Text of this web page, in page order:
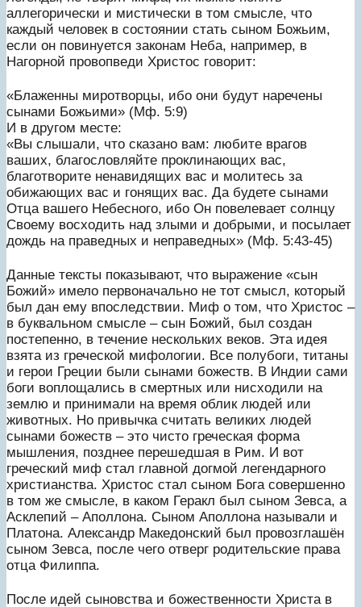
аллегорически и мистически в том смысле, что
каждый человек в состоянии стать сыном Божьим,
если он повинуется законам Неба, например, в
Нагорной провопведи Христос говорит:
«Блаженны миротворцы, ибо они будут наречены
сынами Божьими» (Мф. 5:9)
И в другом месте:
«Вы слышали, что сказано вам: любите врагов
ваших, благословляйте проклинающих вас,
благотворите ненавидящих вас и молитесь за
обижающих вас и гонящих вас. Да будете сынами
Отца вашего Небесного, ибо Он повелевает солнцу
Своему восходить над злыми и добрыми, и посылает
дождь на праведных и неправедных» (Мф. 5:43-45)
Данные тексты показывают, что выражение «сын
Божий» имело первоначально не тот смысл, который
был дан ему впоследствии. Миф о том, что Христос –
в буквальном смысле – сын Божий, был создан
постепенно, в течение нескольких веков. Эта идея
взята из греческой мифологии. Все полубоги, титаны
и герои Греции были сынами божеств. В Индии сами
боги воплощались в смертных или нисходили на
землю и принимали на время облик людей или
животных. Но привычка считать великих людей
сынами божеств – это чисто греческая форма
мышления, позднее перешедшая в Рим. И вот
греческий миф стал главной догмой легендарного
христианства. Христос стал сыном Бога совершенно
в том же смысле, в каком Геракл был сыном Зевса, а
Асклепий – Аполлона. Сыном Аполлона называли и
Платона. Александр Македонский был провозглашён
сыном Зевса, после чего отверг родительские права
отца Филиппа.
После идей сыновства и божественности Христа в